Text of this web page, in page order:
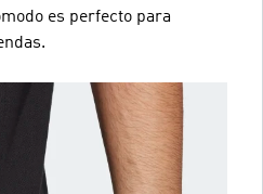
es perfecto para